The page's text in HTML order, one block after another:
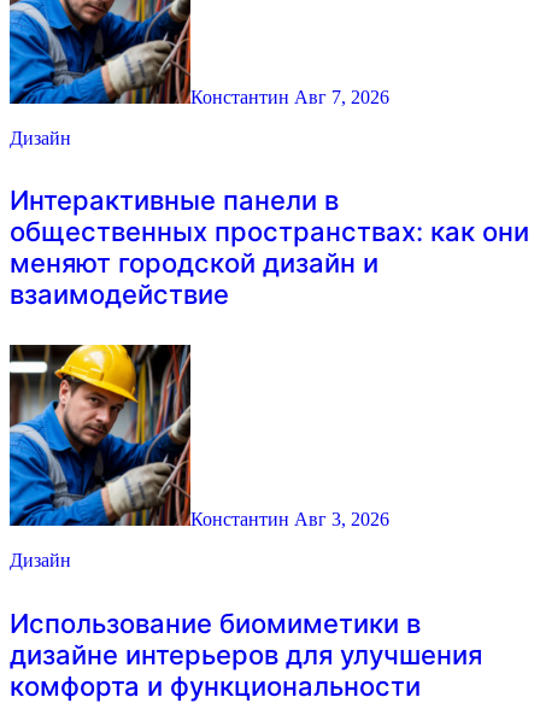
Константин Авг 7, 2026
Дизайн
Интерактивные панели в
общественных пространствах: как они
меняют городской дизайн и
взаимодействие
Константин Авг 3, 2026
Дизайн
Использование биомиметики в
дизайне интерьеров для улучшения
комфорта и функциональности